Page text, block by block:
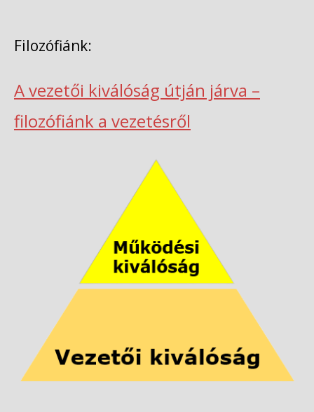
Filozófiánk:
A vezetői kiválóság útján járva –
filozófiánk a vezetésről